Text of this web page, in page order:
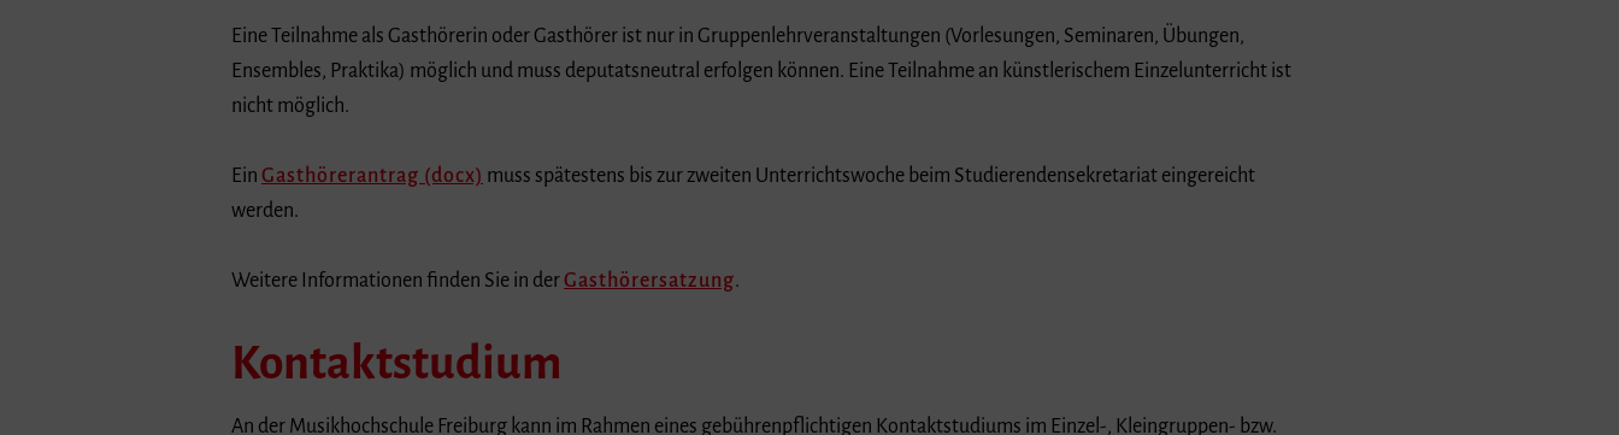
Eine Teilnahme als Gasthörerin oder Gasthörer ist nur in Gruppenlehrveranstaltungen (Vorlesungen, Seminaren, Übungen,
Ensembles, Praktika) möglich und muss deputatsneutral erfolgen können. Eine Teilnahme an künstlerischem Einzelunterricht ist
nicht möglich.
Ein Gasthörerantrag (docx) muss spätestens bis zur zweiten Unterrichtswoche beim Studierendensekretariat eingereicht
werden.
Weitere Informationen finden Sie in derGasthörersatzung.
Kontaktstudium
An der Musikhochschule Freiburg kann im Rahmen eines gebührenpflichtigen Kontaktstudiums im Einzel-, Kleingruppen- bzw.